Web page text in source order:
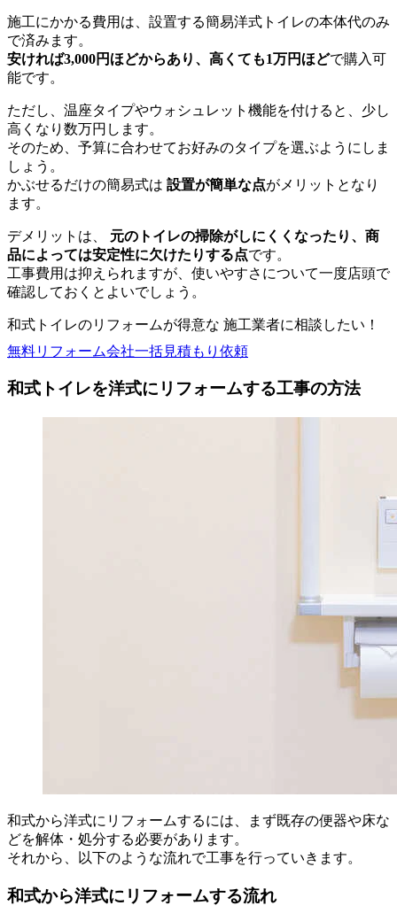
施工にかかる費用は、設置する簡易洋式トイレの本体代のみ
で済みます。
安ければ3,000円ほどからあり、高くても1万円ほどで購入可
能です。
ただし、温座タイプやウォシュレット機能を付けると、少し
高くなり数万円します。
そのため、予算に合わせてお好みのタイプを選ぶようにしま
しょう。
かぶせるだけの簡易式は 設置が簡単な点がメリットとなり
ます。
デメリットは、 元のトイレの掃除がしにくくなったり、商
品によっては安定性に欠けたりする点です。
工事費用は抑えられますが、使いやすさについて一度店頭で
確認しておくとよいでしょう。
和式トイレのリフォームが得意な 施工業者に相談したい！
無料リフォーム会社一括見積もり依頼
和式トイレを洋式にリフォームする工事の方法
和式から洋式にリフォームするには、まず既存の便器や床な
どを解体・処分する必要があります。
それから、以下のような流れで工事を行っていきます。
和式から洋式にリフォームする流れ